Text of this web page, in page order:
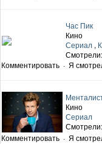
Час Пик
Кино
Сериал ,
Смотрели:
Комментировать · Я
Кино
Сериал
Смотрели:
Комментировать · Я